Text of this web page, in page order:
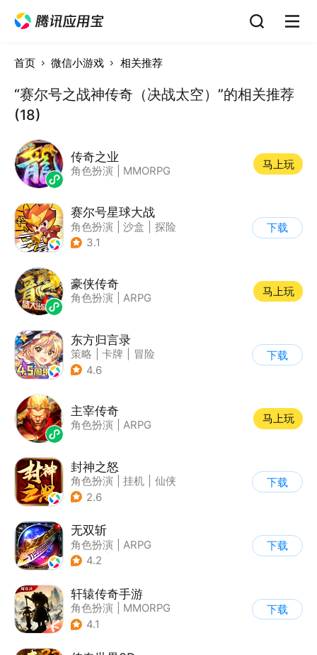
首页 微信小游戏 相关推荐
“赛尔号之战神传奇（决战太空）”的相关推荐
(18)
传奇之业
角色扮演 MMORPG
马上玩
赛尔号星球大战
角色扮演 沙盒
探险
| 赛尔号
3.1
下载
豪侠传奇
角色扮演 ARPG
马上玩
东方归言录
策略 卡牌
冒险
| 东方Project
4.6
下载
主宰传奇
角色扮演 ARPG
马上玩
封神之怒
角色扮演 挂机
仙侠
| 开放世界
2.6
下载
无双斩
角色扮演
ARPG
| 传奇
4.2
下载
轩辕传奇手游
角色扮演
MMORPG
| 神话
4.1
下载